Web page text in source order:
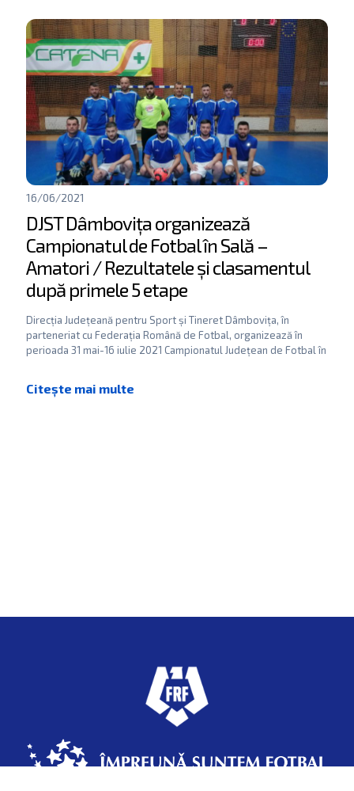
16/06/2021
DJST Dâmbovița organizează
Campionatul de Fotbal în Sală –
Amatori / Rezultatele și clasamentul
după primele 5 etape
Direcția Județeană pentru Sport și Tineret Dâmbovița, în
parteneriat cu Federația Română de Fotbal, organizează în
perioada 31 mai-16 iulie 2021 Campionatul Județean de Fotbal în